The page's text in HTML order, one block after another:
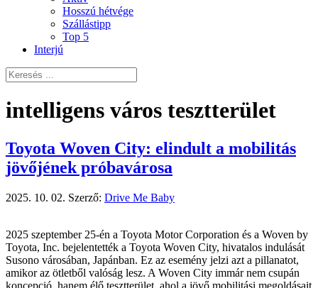
Hosszú hétvége
Szállástipp
Top 5
Interjú
intelligens város tesztterület
Toyota Woven City: elindult a mobilitás
jövőjének próbavárosa
2025. 10. 02. Szerző: Drive Me Baby
2025 szeptember 25-én a Toyota Motor Corporation és a Woven by
Toyota, Inc. bejelentették a Toyota Woven City, hivatalos indulását
Susono városában, Japánban. Ez az esemény jelzi azt a pillanatot,
amikor az ötletből valóság lesz. A Woven City immár nem csupán
koncepció, hanem élő tesztterület, ahol a jövő mobilitási megoldásait